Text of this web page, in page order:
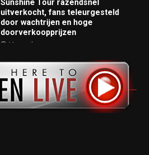
Sunshine Tour razendsnel
uitverkocht, fans teleurgesteld
door wachtrijen en hoge
doorverkoopprijzen
11 months ago